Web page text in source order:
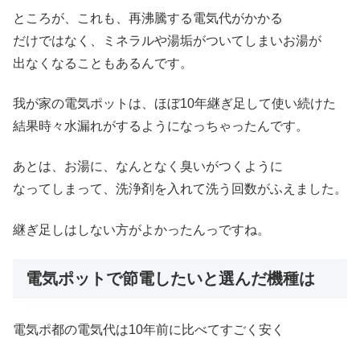
ところが、これも、再沸騰する電気代がかかる
だけではなく、ミネラルや湯垢がついてしまいお湯が
出なくなることもあるんです。
我が家の電気ポットは、ほぼ10年継ぎ足して使い続けた
結果時々水漏れがするようになっちゃったんです。
あとは、お湯に、なんとなく臭いがつくように
なってしまって、洗浄剤を入れて洗う回数がふえました。
継ぎ足しはしない方がよかったんっですね。
電気ポットで節電したいと選んだ機種は
電気ポ都の電気代は10年前に比べてすごく安く